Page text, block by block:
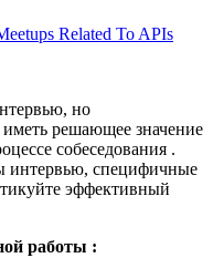
но
решающее значение
собеседования .
интервью, специфичные
эффективный
работы :